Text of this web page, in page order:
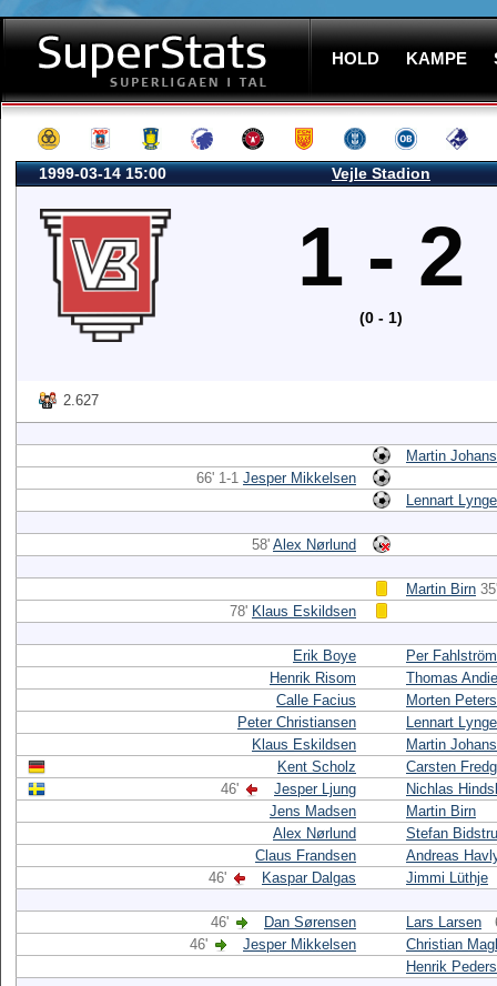
HOLD KAMPE
1999-03-14 15:00 Vejle Stadion
1 - 2
(0 - 1)
2.627
Martin
66' 1-1 Jesper Mikkelsen
Lennart
58' Alex Nørlund
Martin Birn 35'
78' Klaus Eskildsen
Erik Boye
Per Fahlström
Henrik Risom
Thomas Andie
Calle Facius
Morten
Peter Christiansen
Lennart
Klaus Eskildsen
Martin
Kent Scholz
Carsten
46'
Jesper Ljung
Nichlas
Jens Madsen
Martin Birn
Alex Nørlund
Stefan
Claus Frandsen
Andreas
46'
Kaspar Dalgas Jimmi Lüthje
46' Dan Sørensen Lars Larsen
46'
Jesper Mikkelsen
Christian
Henrik